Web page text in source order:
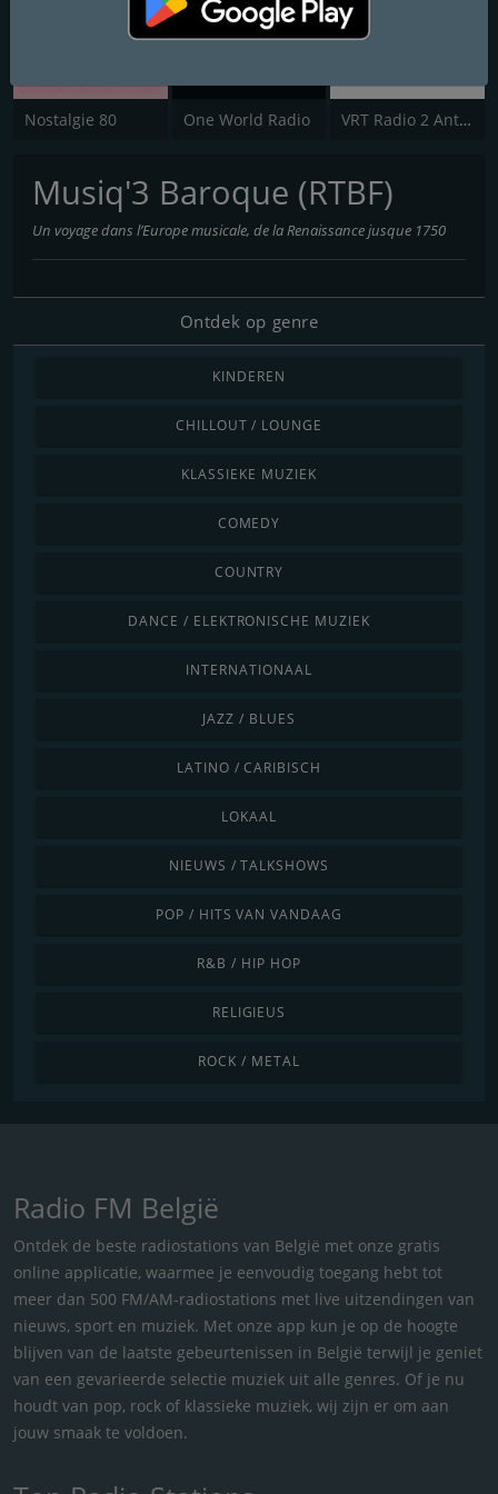
Nostalgie 80 One World Radio VRT Radio 2 Antwerpen
Musiq'3 Baroque (RTBF)
Un voyage dans l’Europe musicale, de la Renaissance jusque 1750
Ontdek op genre
KINDEREN
CHILLOUT / LOUNGE
KLASSIEKE MUZIEK
COMEDY
COUNTRY
DANCE / ELEKTRONISCHE MUZIEK
INTERNATIONAAL
JAZZ / BLUES
LATINO / CARIBISCH
LOKAAL
NIEUWS / TALKSHOWS
POP / HITS VAN VANDAAG
R&B / HIP HOP
RELIGIEUS
ROCK / METAL
Radio FM België
Ontdek de beste radiostations van België met onze gratis
online applicatie, waarmee je eenvoudig toegang hebt tot
meer dan 500 FM/AM-radiostations met live uitzendingen van
nieuws, sport en muziek. Met onze app kun je op de hoogte
blijven van de laatste gebeurtenissen in België terwijl je geniet
van een gevarieerde selectie muziek uit alle genres. Of je nu
houdt van pop, rock of klassieke muziek, wij zijn er om aan
jouw smaak te voldoen.